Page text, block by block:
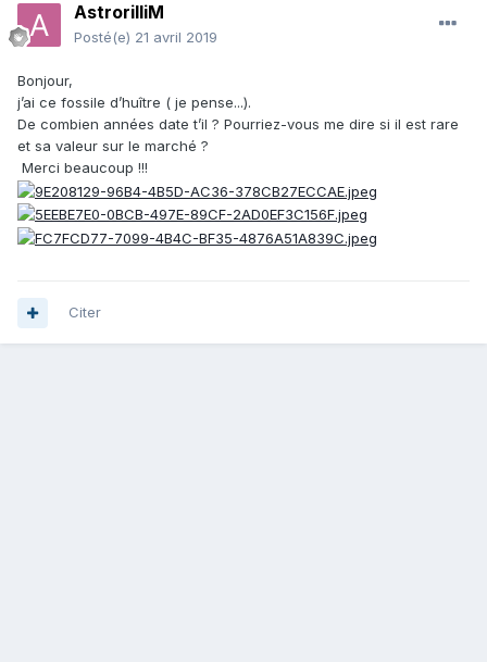
AstrorilliM
Posté(e) 21 avril 2019
Bonjour,
j’ai ce fossile d’huître ( je pense...).
De combien années date t’il ? Pourriez-vous me dire si il est rare
et sa valeur sur le marché ?
Merci beaucoup !!!
Citer